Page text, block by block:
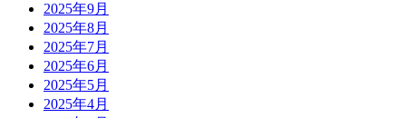
2025年9月
2025年8月
2025年7月
2025年6月
2025年5月
2025年4月